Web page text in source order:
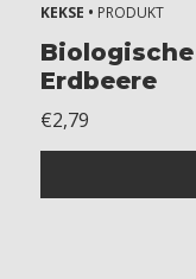
KEKSE • PRODUKT
Erdbeere
€2,79